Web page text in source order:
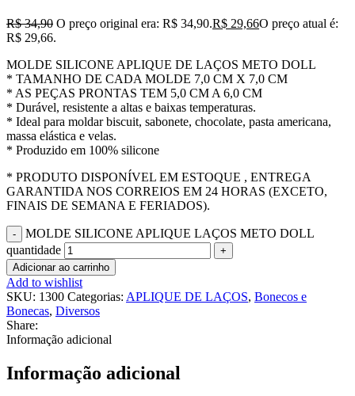
R$34,90 O preço original era: R$ 34,90.R$ 29,66O preço atual é:
R$ 29,66.
MOLDE SILICONE APLIQUE DE LAÇOS METO DOLL
* TAMANHO DE CADA MOLDE 7,0 CM X 7,0 CM
* AS PEÇAS PRONTAS TEM 5,0 CM A 6,0 CM
* Durável, resistente a altas e baixas temperaturas.
* Ideal para moldar biscuit, sabonete, chocolate, pasta americana,
massa elástica e velas.
* Produzido em 100% silicone
* PRODUTO DISPONÍVEL EM ESTOQUE , ENTREGA
GARANTIDA NOS CORREIOS EM 24 HORAS (EXCETO,
FINAIS DE SEMANA E FERIADOS).
MOLDE SILICONE APLIQUE LAÇOS METO DOLL
quantidade
Adicionar ao carrinho
Add to wishlist
SKU: 1300 Categorias: APLIQUE DE LAÇOS, Bonecos e
Bonecas, Diversos
Share:
Informação adicional
Informação adicional